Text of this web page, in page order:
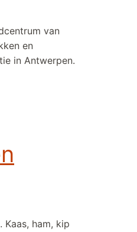
van
en
in Antwerpen.
ham, kip